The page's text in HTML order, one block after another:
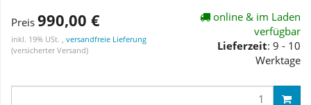
Preis 990,00 €
inkl. 19% USt. , versandfreie Lieferung
(versicherter Versand)
online & im Laden
verfügbar
Lieferzeit: 9 - 10
Werktage